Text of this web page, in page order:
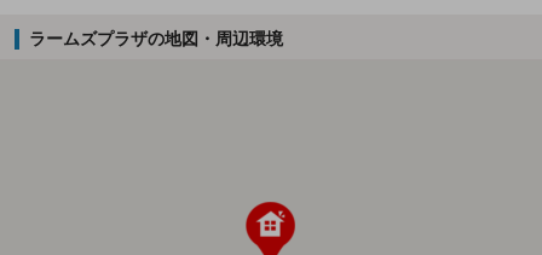
ラームズプラザの地図・周辺環境